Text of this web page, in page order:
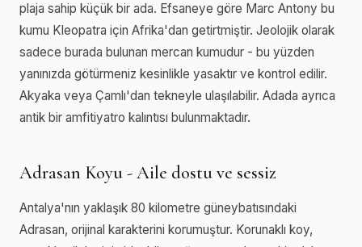
plaja sahip küçük bir ada. Efsaneye göre Marc Antony bu
kumu Kleopatra için Afrika'dan getirtmiştir. Jeolojik olarak
sadece burada bulunan mercan kumudur - bu yüzden
yanınızda götürmeniz kesinlikle yasaktır ve kontrol edilir.
Akyaka veya Çamlı'dan tekneyle ulaşılabilir. Adada ayrıca
antik bir amfitiyatro kalıntısı bulunmaktadır.
Adrasan Koyu - Aile dostu ve sessiz
Antalya'nın yaklaşık 80 kilometre güneybatısındaki
Adrasan, orijinal karakterini korumuştur. Korunaklı koy,